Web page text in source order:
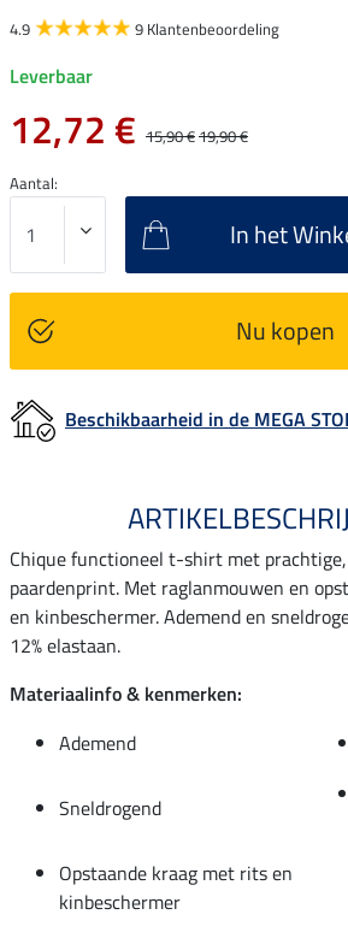
4.9 9 Klantenbeoordeling
Leverbaar
12,72 € 15,90 €19,90 €
Aantal:
In het
Nu kopen
Beschikbaarheid in de MEGA
Chique functioneel t-shirt met
paardenprint. Met raglanmouwen en
en kinbeschermer. Ademend en
12% elastaan.
Materiaalinfo & kenmerken:
Ademend
Sneldrogend
Opstaande kraag met rits en
kinbeschermer